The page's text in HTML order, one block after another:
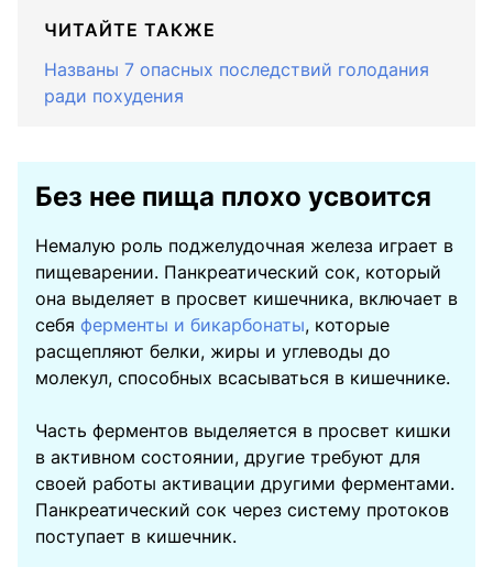
ЧИТАЙТЕ ТАКЖЕ
Названы 7 опасных последствий голодания
ради похудения
Без нее пища плохо усвоится
Немалую роль поджелудочная железа играет в
пищеварении. Панкреатический сок, который
она выделяет в просвет кишечника, включает в
себя ферменты и бикарбонаты, которые
расщепляют белки, жиры и углеводы до
молекул, способных всасываться в кишечнике.
Часть ферментов выделяется в просвет кишки
в активном состоянии, другие требуют для
своей работы активации другими ферментами.
Панкреатический сок через систему протоков
поступает в кишечник.